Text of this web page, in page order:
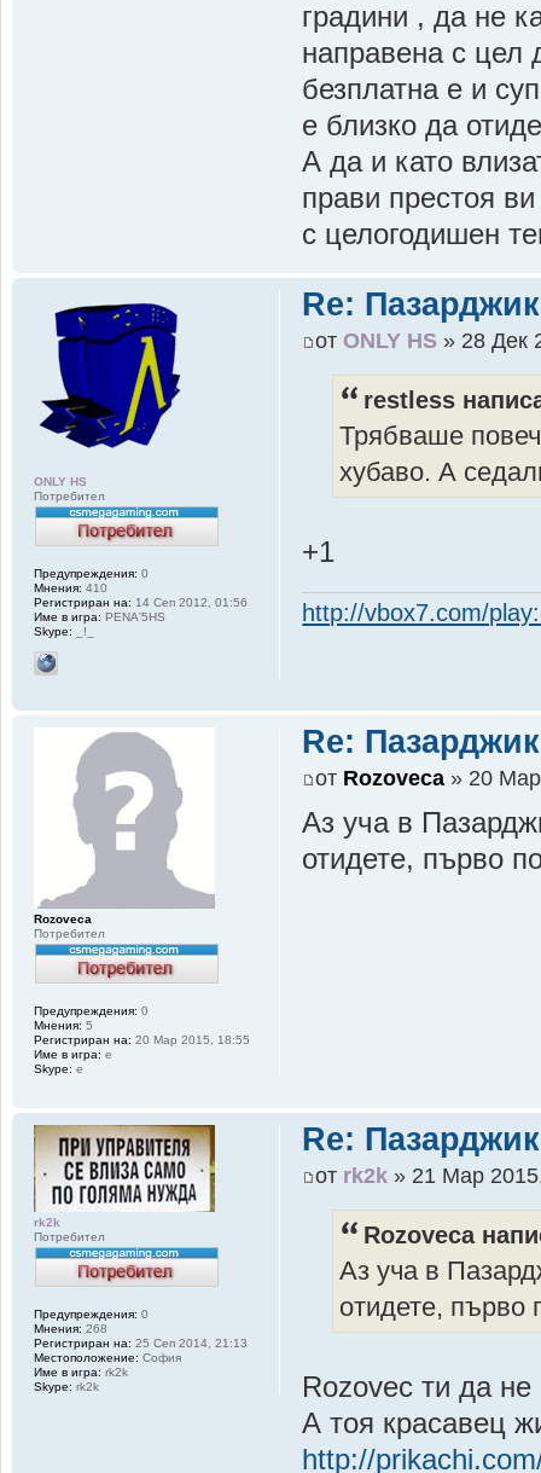
градини , да не
направена с цел
безплатна е и
е близко да
А да и като
прави престоя
с целогодишен
Re: Пазарджик
от ONLY HS » 28 Дек
restless
Трябваше
хубаво. А
+1
http://vbox7.com/
ONLY HS
Потребител
Предупреждения: 0
Мнения: 410
Регистриран на: 14 Сеп 2012, 01:56
Име в игра: PENA'5HS
Skype: _!_
Re: Пазарджик
от Rozoveca » 20
Аз уча в
отидете, първо
Rozoveca
Потребител
Предупреждения: 0
Мнения: 5
Регистриран на: 20 Мар 2015, 18:55
Име в игра: e
Skype: e
Re: Пазарджик
от rk2k » 21 Мар
Rozoveca
Аз уча в
отидете, първо
Rozovec ти да
А тоя красавец
http://
rk2k
Потребител
Предупреждения: 0
Мнения: 268
Регистриран на: 25 Сеп 2014, 21:13
Местоположение: София
Име в игра: rk2k
Skype: rk2k